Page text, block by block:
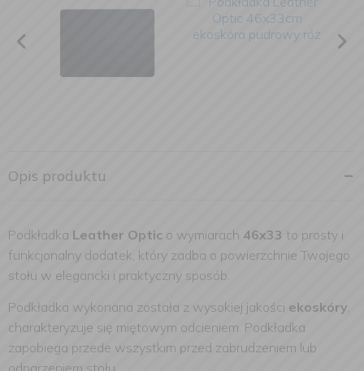
Opis produktu
Podkładka Leather Optic o wymiarach 46x33 to prosty i
funkcjonalny dodatek, który zadba o powierzchnie Twojego
stołu w elegancki i praktyczny sposób.
Podkładka wykonana została z wysokiej jakości ekoskóry,
charakteryzuje się miętowym odcieniem. Podkładka
zapobiega przede wszystkim przed zabrudzeniem lub
odparzeniem stołu.